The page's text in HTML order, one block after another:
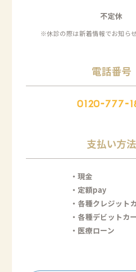
不定休
※休診の際は新着情報でお知ら
電話番号
0120-777-
支払い方法
・現金
・定額pay
・各種クレジット
・各種デビットカ
・医療ローン